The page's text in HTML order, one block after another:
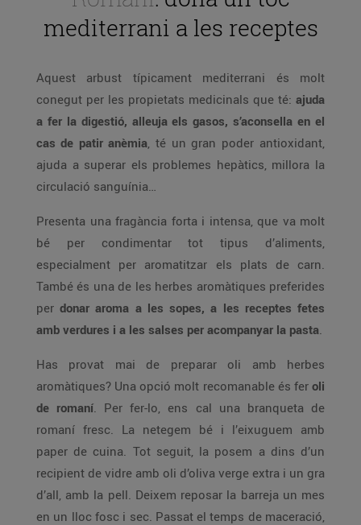
mediterrani a les receptes
Aquest arbust típicament mediterrani és molt
conegut per les propietats medicinals que té: ajuda
a fer la digestió, alleuja els gasos, s’aconsella en el
cas de patir anèmia, té un gran poder antioxidant,
ajuda a superar els problemes hepàtics, millora la
circulació sanguínia…
Presenta una fragància forta i intensa, que va molt
bé per condimentar tot tipus d’aliments,
especialment per aromatitzar els plats de carn.
També és una de les herbes aromàtiques preferides
per donar aroma a les sopes, a les receptes fetes
amb verdures i a les salses per acompanyar la pasta.
Has provat mai de preparar oli amb herbes
aromàtiques? Una opció molt recomanable és fer oli
de romaní. Per fer-lo, ens cal una branqueta de
romaní fresc. La netegem bé i l’eixuguem amb
paper de cuina. Tot seguit, la posem a dins d’un
recipient de vidre amb oli d’oliva verge extra i un gra
d’all, amb la pell. Deixem reposar la barreja un mes
en un lloc fosc i sec. Passat el temps de maceració,